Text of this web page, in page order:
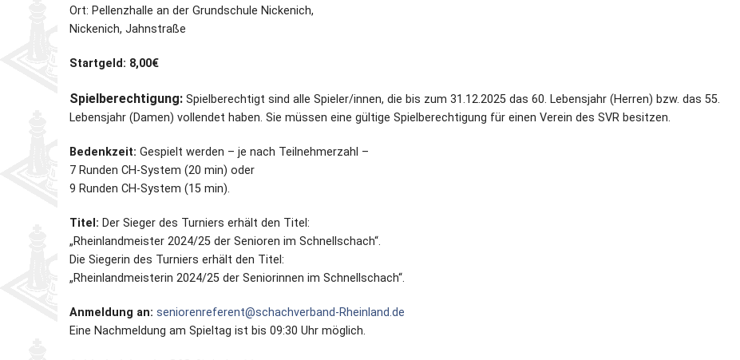
Ehrenmitglieder
Protokolle Einzel-M.
Senioren-SSEM
Ort: Pellenzhalle an der Grundschule Nickenich,
Nickenich, Jahnstraße
Startgeld: 8,00€
Spielberechtigung: Spielberechtigt sind alle Spieler/innen, die bis zum 31.12.2025 das 60. Lebensjahr (Herren) bzw. das 55.
Lebensjahr (Damen) vollendet haben. Sie müssen eine gültige Spielberechtigung für einen Verein des SVR besitzen.
Bedenkzeit: Gespielt werden – je nach Teilnehmerzahl –
7 Runden CH-System (20 min) oder
9 Runden CH-System (15 min).
Titel: Der Sieger des Turniers erhält den Titel:
„Rheinlandmeister 2024/25 der Senioren im Schnellschach“.
Die Siegerin des Turniers erhält den Titel:
„Rheinlandmeisterin 2024/25 der Seniorinnen im Schnellschach“.
Anmeldung an: seniorenreferent@schachverband-Rheinland.de
Eine Nachmeldung am Spieltag ist bis 09:30 Uhr möglich.